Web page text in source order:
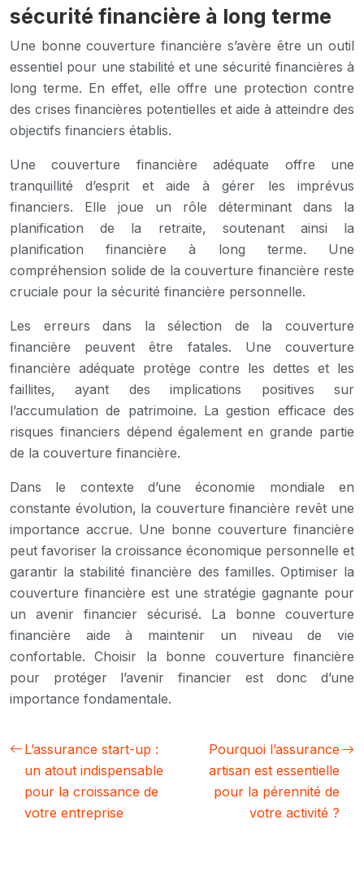
sécurité financière à long terme
Une bonne couverture financière s’avère être un outil
essentiel pour une stabilité et une sécurité financières à
long terme. En effet, elle offre une protection contre
des crises financières potentielles et aide à atteindre des
objectifs financiers établis.
Une couverture financière adéquate offre une
tranquillité d’esprit et aide à gérer les imprévus
financiers. Elle joue un rôle déterminant dans la
planification de la retraite, soutenant ainsi la
planification financière à long terme. Une
compréhension solide de la couverture financière reste
cruciale pour la sécurité financière personnelle.
Les erreurs dans la sélection de la couverture
financière peuvent être fatales. Une couverture
financière adéquate protège contre les dettes et les
faillites, ayant des implications positives sur
l’accumulation de patrimoine. La gestion efficace des
risques financiers dépend également en grande partie
de la couverture financière.
Dans le contexte d’une économie mondiale en
constante évolution, la couverture financière revêt une
importance accrue. Une bonne couverture financière
peut favoriser la croissance économique personnelle et
garantir la stabilité financière des familles. Optimiser la
couverture financière est une stratégie gagnante pour
un avenir financier sécurisé. La bonne couverture
financière aide à maintenir un niveau de vie
confortable. Choisir la bonne couverture financière
pour protéger l’avenir financier est donc d’une
importance fondamentale.
L’assurance start-up :
un atout indispensable
pour la croissance de
votre entreprise
Pourquoi l’assurance
artisan est essentielle
pour la pérennité de
votre activité ?